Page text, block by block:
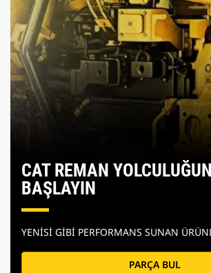
CAT REMAN
BAŞLAYIN
YENİSİ GİBİ PERFORMANS SUNAN
PARÇA BUL